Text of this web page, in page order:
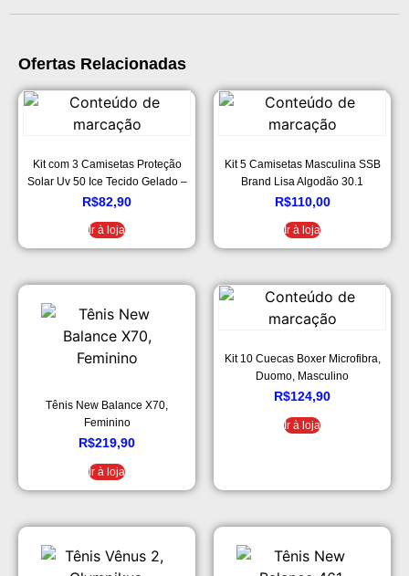
Ofertas Relacionadas
Kit com 3 Camisetas Proteção
Solar Uv 50 Ice Tecido Gelado –
Slim Fitness
R$82,90
Ir à loja
Kit 5 Camisetas Masculina SSB
Brand Lisa Algodão 30.1
Premium
R$110,00
Ir à loja
Tênis New Balance X70,
Feminino
R$219,90
Ir à loja
Kit 10 Cuecas Boxer Microfibra,
Duomo, Masculino
R$124,90
Ir à loja